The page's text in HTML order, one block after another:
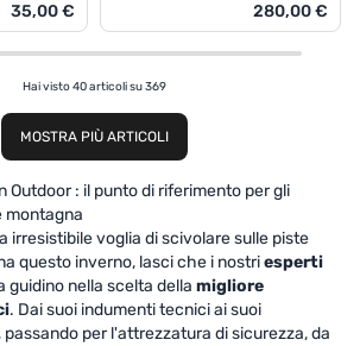
35,00 € 280,00 €
Hai visto 40 articoli su 369
MOSTRA PIÙ ARTICOLI
Outdoor : il punto di riferimento per gli
montagna
irresistibile voglia di scivolare sulle piste
questo inverno, lasci che i nostriesperti
guidino nella scelta della migliore
. Dai suoi indumenti tecnici ai suoi
per l'attrezzatura di sicurezza, da